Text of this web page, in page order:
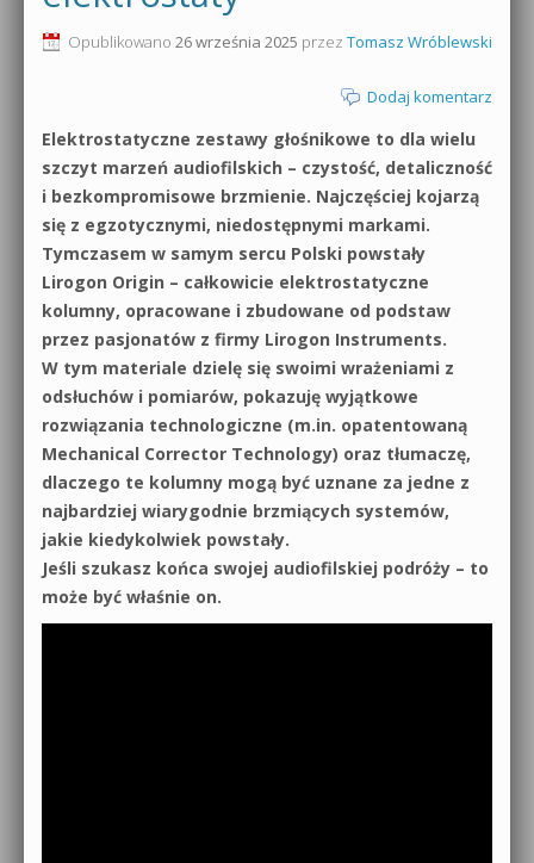
Produkcja muzyczna od podstaw
Sound Forge od podstaw
Dubstep z syntezatorem Massive
Kontakt 5 Kompendium
Pakiety
0dB.pl - informacje
Materiały dla mediów
Archiwum aktualności
Polityka prywatności
Regulamin
Działanie sklepu internetowego
Wyszukiwanie
Opublikowano 26 września 2025 przez Tomasz Wróblewski
Dodaj komentarz
Elektrostatyczne zestawy głośnikowe to dla wielu
szczyt marzeń audiofilskich – czystość, detaliczność
i bezkompromisowe brzmienie. Najczęściej kojarzą
się z egzotycznymi, niedostępnymi markami.
Tymczasem w samym sercu Polski powstały
Lirogon Origin – całkowicie elektrostatyczne
kolumny, opracowane i zbudowane od podstaw
przez pasjonatów z firmy Lirogon Instruments.
W tym materiale dzielę się swoimi wrażeniami z
odsłuchów i pomiarów, pokazuję wyjątkowe
rozwiązania technologiczne (m.in. opatentowaną
Mechanical Corrector Technology) oraz tłumaczę,
dlaczego te kolumny mogą być uznane za jedne z
najbardziej wiarygodnie brzmiących systemów,
jakie kiedykolwiek powstały.
Jeśli szukasz końca swojej audiofilskiej podróży – to
może być właśnie on.